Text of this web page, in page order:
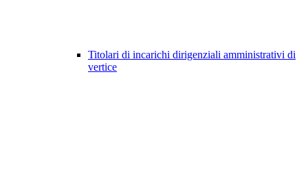
Titolari di incarichi dirigenziali amministrativi di
vertice